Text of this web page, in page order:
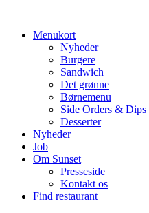
indholdMenukort
Nyheder
Burgere
Sandwich
Det grønne
Børnemenu
Side Orders & Dips
Desserter
Nyheder
Job
Om Sunset
Presseside
Kontakt os
Find restaurant